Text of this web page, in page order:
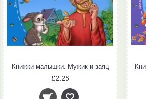
Книжки-малышки. Мужик и заяц
£2.25